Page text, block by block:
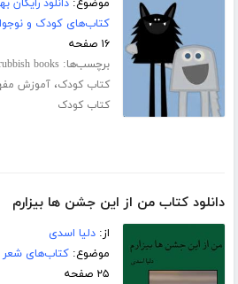
موضوع:دانلود
کتاب‌های کودک و
۱۶ صفحه
برچسب‌ها:books
کتاب کودک،آموزش
کتاب کودک
دانلود کتاب من از این جشن ها بیزارم
از:دلیا اسدی
موضوع:کتاب‌های شعر
۲۵ صفحه